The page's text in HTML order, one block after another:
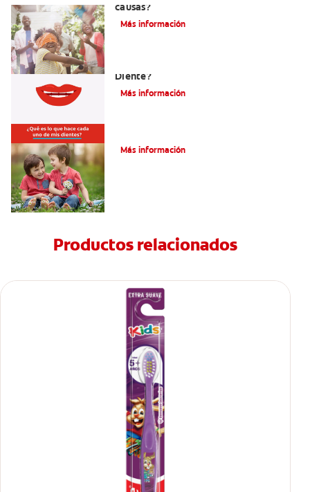
causas?
Más información
Diente?
Más información
Más información
Productos relacionados